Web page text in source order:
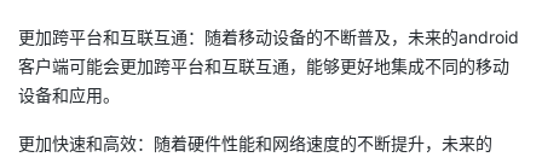
的
博
客
我
的
论
我
的
我
学
堂
我
持
我
的
我
更加跨平台和互联互通：随着移动设备的不断普及，未来的android
客户端可能会更加跨平台和互联互通，能够更好地集成不同的移动
设备和应用。
更加快速和高效：随着硬件性能和网络速度的不断提升，未来的